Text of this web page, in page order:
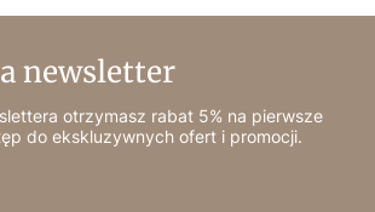
newsletter
otrzymasz rabat 5% na pierwsze
do ekskluzywnych ofert i promocji.